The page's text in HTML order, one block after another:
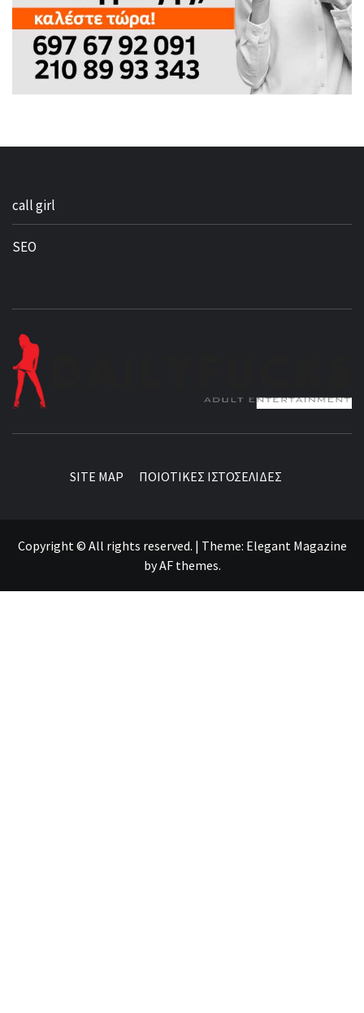
call girl
SEO
SITE MAP ΠΟΙΟΤΙΚΕΣ ΙΣΤΟΣΕΛΙΔΕΣ
Copyright © All rights reserved. | Theme: Elegant Magazine
byAF themes.